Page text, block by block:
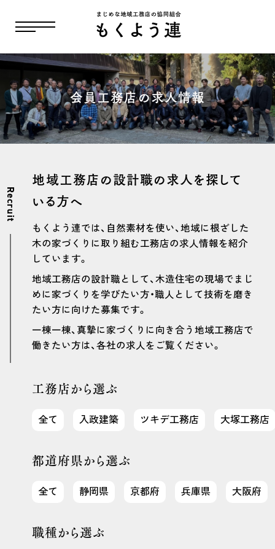
会員工務店の求人情報
Recruit
地域工務店の設計職の求人を探して
いる方へ
もくよう連では、自然素材を使い、地域に根ざした
木の家づくりに取り組む工務店の求人情報を紹介
しています。
地域工務店の設計職として、木造住宅の現場でまじ
めに家づくりを学びたい方・職人として技術を磨き
たい方に向けた募集です。
一棟一棟、真摯に家づくりに向き合う地域工務店で
働きたい方は、各社の求人をご覧ください。
工務店から選ぶ
全て 入政建築 ツキデ工務店 大塚工務店
都道府県から選ぶ
全て 静岡県 京都府 兵庫県 大阪府
職種から選ぶ